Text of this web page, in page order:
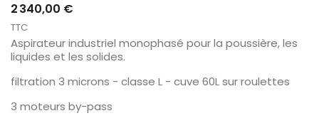
2 340,00 €
TTC
Aspirateur industriel monophasé pour la poussière, les
liquides et les solides.
filtration 3 microns - classe L - cuve 60L sur roulettes
3 moteurs by-pass